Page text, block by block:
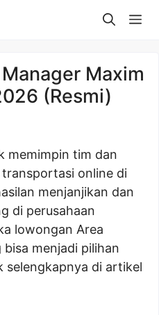
Maxim
(Resmi)
memimpin tim dan
online di
menjanjikan dan
di perusahaan
lowongan Area
menjadi pilihan
selengkapnya di artikel